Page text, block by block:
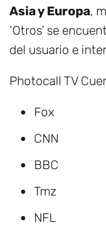
Asia y Europa,
‘Otros’ se
del usuario e
Photocall TV
Fox
CNN
BBC
Tmz
NFL